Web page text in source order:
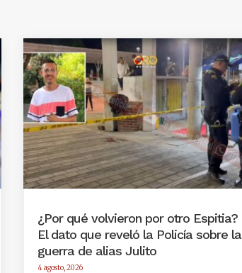
¿Por qué volvieron por otro Espitia?
El dato que reveló la Policía sobre la
guerra de alias Julito
4 agosto, 2026